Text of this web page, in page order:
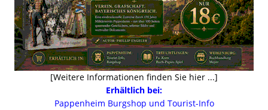
[Weitere Informationen finden Sie hier ...]
Erhältlich bei:
Pappenheim Burgshop und Tourist-Info